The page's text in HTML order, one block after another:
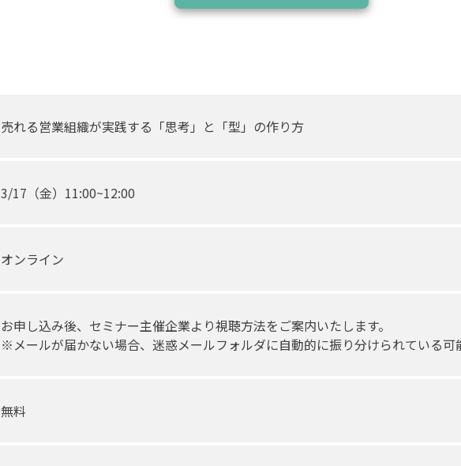
売れる営業組織が実践する「思考」と「型」の作り方
3/17（金）11:00~12:00
オンライン
お申し込み後、セミナー主催企業より視聴方法をご案内いたします。
※メールが届かない場合、迷惑メールフォルダに自動的に振り分けられている
無料